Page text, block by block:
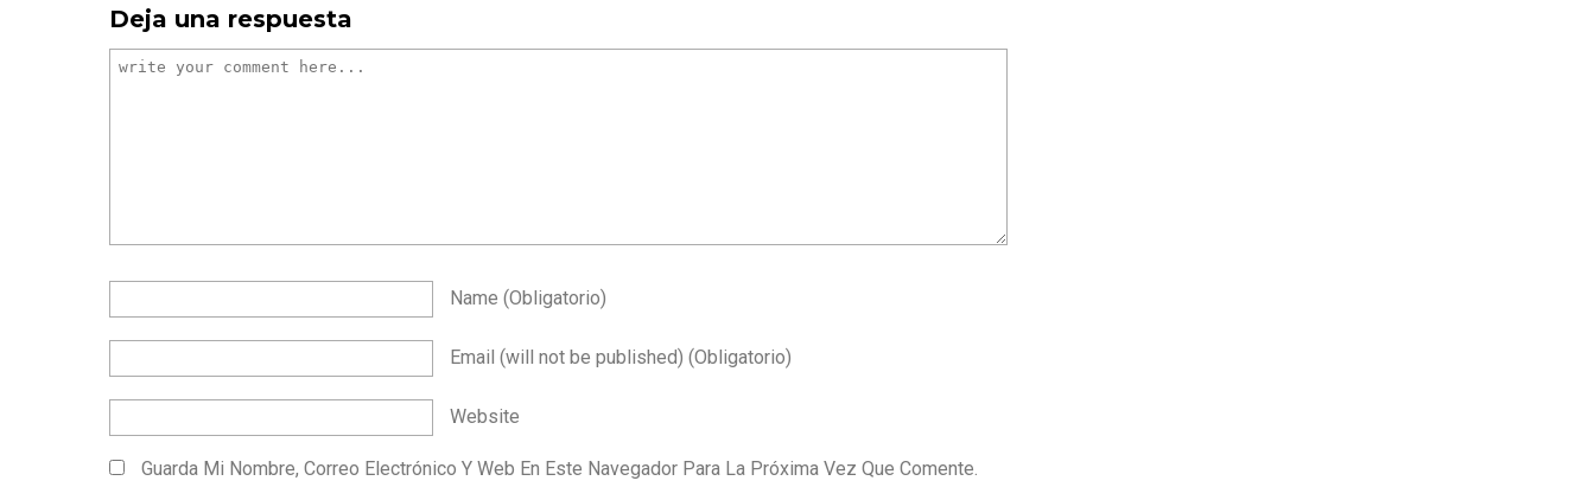
Deja una respuesta
Name (obligatorio)
Email (will not be published) (obligatorio)
Website
Guarda Mi Nombre, Correo Electrónico Y Web En Este Navegador Para La Próxima Vez Que Comente.